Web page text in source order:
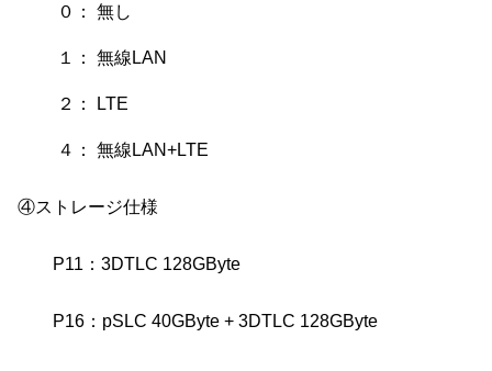
０： 無し
１： 無線LAN
２： LTE
４： 無線LAN+LTE
④ストレージ仕様
P11：3DTLC 128GByte
P16：pSLC 40GByte + 3DTLC 128GByte